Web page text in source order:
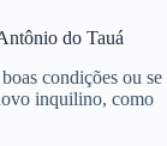
do Tauá
condições ou se
inquilino, como